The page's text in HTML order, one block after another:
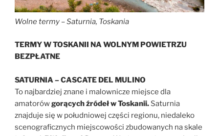
Wolne termy – Saturnia, Toskania
TERMY W TOSKANII NA WOLNYM POWIETRZU
BEZPŁATNE
SATURNIA – CASCATE DEL MULINO
To najbardziej znane i malownicze miejsce dla
amatorówgorących źródeł w Toskanii. Saturnia
znajduje się w południowej części regionu, niedaleko
scenograficznych miejscowości zbudowanych na skale